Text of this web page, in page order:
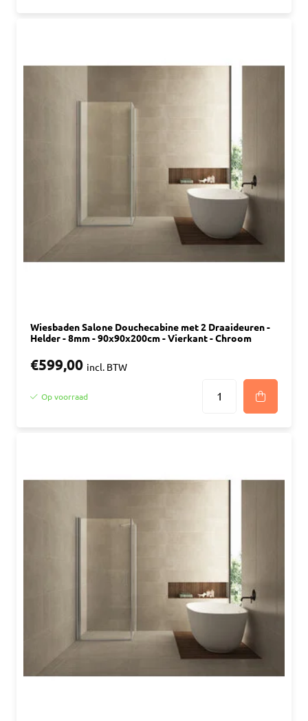
Wiesbaden Salone Douchecabine met 2 Draaideuren -
Helder - 8mm - 90x90x200cm - Vierkant - Chroom
€599,00 incl. BTW
Op voorraad